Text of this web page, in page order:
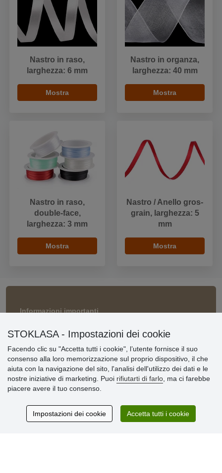
Nastro in raso,
larghezza: 6 mm
Mostra
Nastro in organza,
larghezza: 40 mm
Mostra
Nastro in raso,
double-face,
larghezza: 3 mm
Mostra
Nastro / Anello gros-
grain, larghezza: 5
mm
Mostra
Informazioni importanti
» Termini & Condizioni
» Informativa sulla Privacy
» Consegna e pagamento
» Garanzia e resi
» Programma fedeltà
Recensioni
dei clienti
STOKLASA - Impostazioni dei cookie
Facendo clic su "Accetta tutti i cookie", l’utente fornisce il suo
consenso alla loro memorizzazione sul proprio dispositivo, il che
aiuta con la navigazione del sito, l'analisi dell'utilizzo dei dati e le
nostre iniziative di marketing. Puoi rifiutarti di farlo , ma ci farebbe
piacere avere il tuo consenso.
Impostazioni dei cookie Accetta tutti i cookie